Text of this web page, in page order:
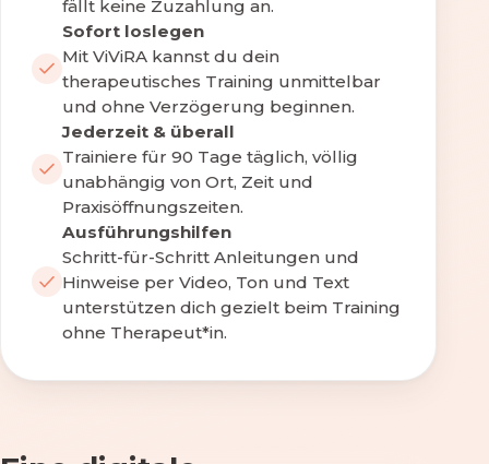
fällt keine Zuzahlung an.
Sofort loslegen
Mit ViViRA kannst du dein
therapeutisches Training unmittelbar
und ohne Verzögerung beginnen.
Jederzeit & überall
Trainiere für 90 Tage täglich, völlig
unabhängig von Ort, Zeit und
Praxisöffnungszeiten.
Ausführungshilfen
Schritt-für-Schritt Anleitungen und
Hinweise per Video, Ton und Text
unterstützen dich gezielt beim Training
ohne Therapeut*in.